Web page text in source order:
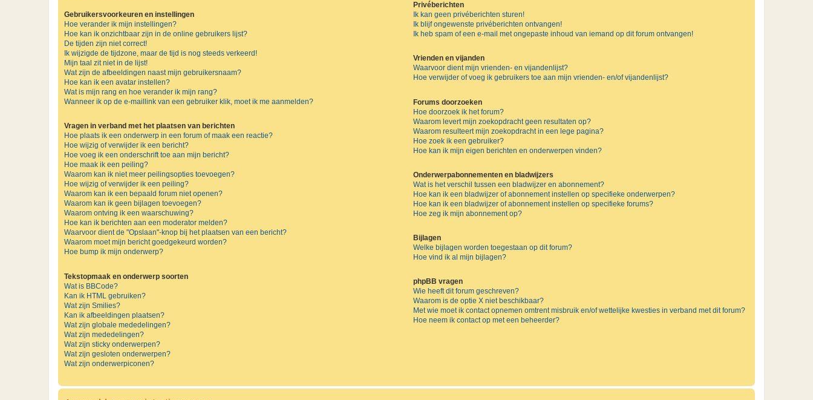
Gebruikersvoorkeuren en instellingen
Hoe verander ik mijn instellingen?
Hoe kan ik onzichtbaar zijn in de online gebruikers lijst?
De tijden zijn niet correct!
Ik wijzigde de tijdzone, maar de tijd is nog steeds verkeerd!
Mijn taal zit niet in de lijst!
Wat zijn de afbeeldingen naast mijn gebruikersnaam?
Hoe kan ik een avatar instellen?
Wat is mijn rang en hoe verander ik mijn rang?
Wanneer ik op de e-maillink van een gebruiker klik, moet ik me aanmelden?
Vragen in verband met het plaatsen van berichten
Hoe plaats ik een onderwerp in een forum of maak een reactie?
Hoe wijzig of verwijder ik een bericht?
Hoe voeg ik een onderschrift toe aan mijn bericht?
Hoe maak ik een peiling?
Waarom kan ik niet meer peilingsopties toevoegen?
Hoe wijzig of verwijder ik een peiling?
Waarom kan ik een bepaald forum niet openen?
Waarom kan ik geen bijlagen toevoegen?
Waarom ontving ik een waarschuwing?
Hoe kan ik berichten aan een moderator melden?
Waarvoor dient de "Opslaan"-knop bij het plaatsen van een bericht?
Waarom moet mijn bericht goedgekeurd worden?
Hoe bump ik mijn onderwerp?
Tekstopmaak en onderwerp soorten
Wat is BBCode?
Kan ik HTML gebruiken?
Wat zijn Smilies?
Kan ik afbeeldingen plaatsen?
Wat zijn globale mededelingen?
Wat zijn mededelingen?
Wat zijn sticky onderwerpen?
Wat zijn gesloten onderwerpen?
Wat zijn onderwerpiconen?
Privéberichten
Ik kan geen privéberichten sturen!
Ik blijf ongewenste privéberichten ontvangen!
Ik heb spam of een e-mail met ongepaste inhoud van iemand op dit forum ontvangen!
Vrienden en vijanden
Waarvoor dient mijn vrienden- en vijandenlijst?
Hoe verwijder of voeg ik gebruikers toe aan mijn vrienden- en/of vijandenlijst?
Forums doorzoeken
Hoe doorzoek ik het forum?
Waarom levert mijn zoekopdracht geen resultaten op?
Waarom resulteert mijn zoekopdracht in een lege pagina?
Hoe zoek ik een gebruiker?
Hoe kan ik mijn eigen berichten en onderwerpen vinden?
Onderwerpabonnementen en bladwijzers
Wat is het verschil tussen een bladwijzer en abonnement?
Hoe kan ik een bladwijzer of abonnement instellen op specifieke onderwerpen?
Hoe kan ik een bladwijzer of abonnement instellen op specifieke forums?
Hoe zeg ik mijn abonnement op?
Bijlagen
Welke bijlagen worden toegestaan op dit forum?
Hoe vind ik al mijn bijlagen?
phpBB vragen
Wie heeft dit forum geschreven?
Waarom is de optie X niet beschikbaar?
Met wie moet ik contact opnemen omtrent misbruik en/of wettelijke kwesties in verband met dit forum?
Hoe neem ik contact op met een beheerder?